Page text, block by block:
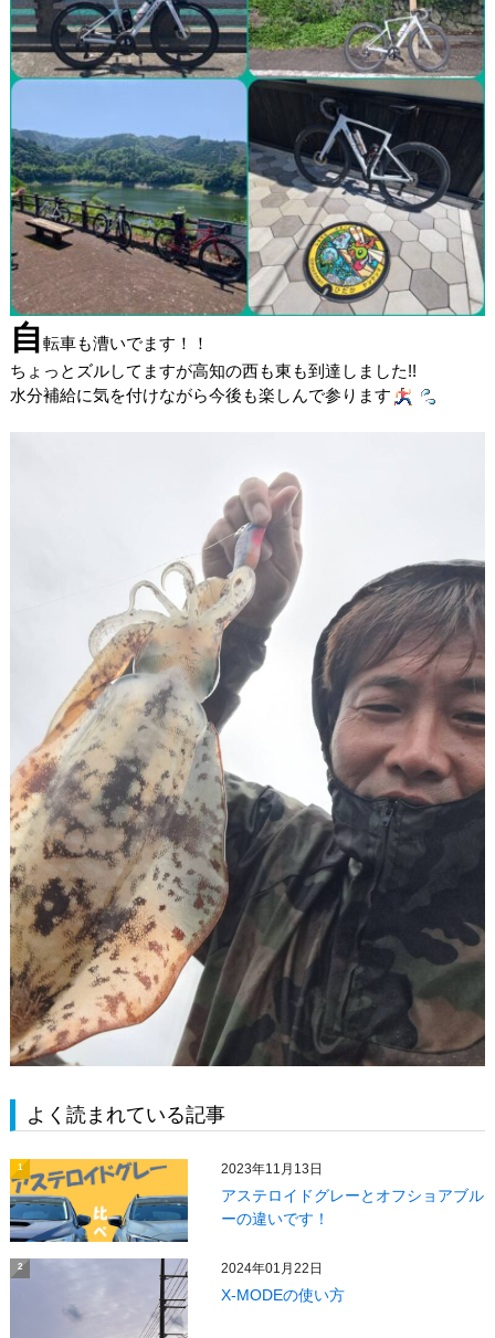
自転車も漕いでます！！
ちょっとズルしてますが高知の西も東も到達しました!!
水分補給に気を付けながら今後も楽しんで参ります
よく読まれている記事
1 2023年11月13日
アステロイドグレーとオフショアブル
ーの違いです！
2 2024年01月22日
X‐MODEの使い方